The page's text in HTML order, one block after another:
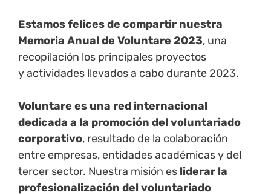
Estamos felices de compartir nuestra
Memoria Anual de Voluntare 2023, una
recopilación los principales proyectos
y actividades llevados a cabo durante 2023.
Voluntare es una red internacional
dedicada a la promoción del voluntariado
corporativo, resultado de la colaboración
entre empresas, entidades académicas y del
tercer sector. Nuestra misión es liderar la
profesionalización del voluntariado